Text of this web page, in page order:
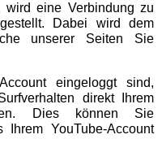
wird eine Verbindung zu
Dabei wird dem
unserer Seiten Sie
eingeloggt sind,
direkt Ihrem
Dies können Sie
YouTube-Account